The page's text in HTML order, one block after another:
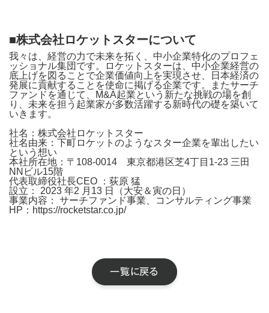
■株式会社ロケットスターについて
我々は、経営の力で未来を拓く、中小企業特化のプロフェ
ッショナル集団です。ロケットスターは、中小企業経営の
底上げを図ることで企業価値向上を実現させ、日本経済の
発展に貢献することを使命に掲げる企業です。またサーチ
ファンドを通じて、M&A起業という新たな挑戦の場を創
り、未来を担う起業家が多数活躍する新時代の礎を築いて
いきます。
社名：株式会社ロケットスター
社名由来：下町ロケットのようなスター企業を輩出したい
という想い
本社所在地：〒108-0014 東京都港区芝4丁目1-23 三田
NNビル15階
代表取締役社長CEO ：荻原 猛
設立： 2023 年2 月13 日（大安＆寅の日）
事業内容： サーチファンド事業、コンサルティング事業
HP： https://rocketstar.co.jp/
一覧に戻る